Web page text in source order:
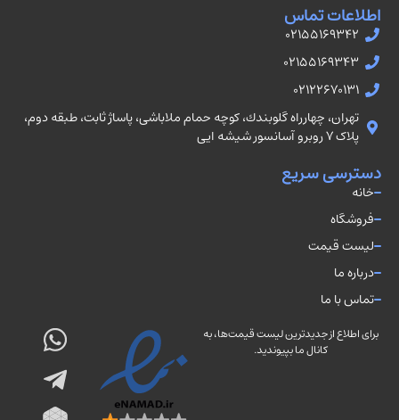
دسترسی سریع
خانه
فروشگاه
لیست قیمت
درباره ما
تماس با ما
اطلاعات تماس
02155169342
02155169343
02122670131
تهران، چهارراه گلوبندك، كوچه حمام ملاباشى، پاساژ ثابت، طبقه دوم،
پلاک ۷ روبرو آسانسور شيشه ايى
برای اطلاع از جدیدترین لیست قیمت‌ها، به
کانال ما بپیوندید.